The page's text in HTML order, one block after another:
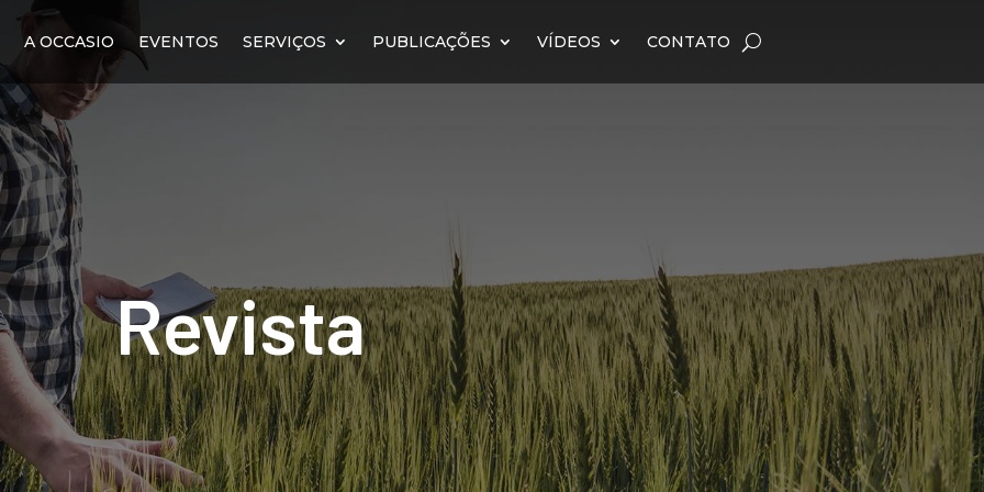
A OCCASIO EVENTOS SERVIÇOS PUBLICAÇÕES VÍDEOS CONTATO
Revista